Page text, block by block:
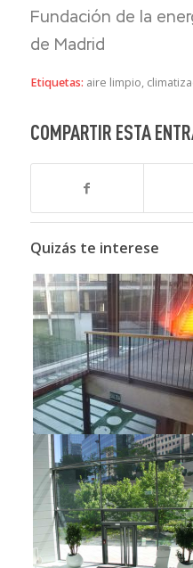
Fundación de la
de Madrid
Etiquetas: aire limpio,
COMPARTIR ESTA
Quizás te interese